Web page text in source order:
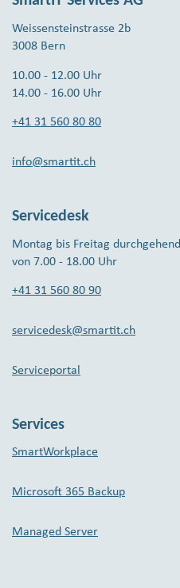
Weissensteinstrasse 2b
3008 Bern
10.00 - 12.00 Uhr
14.00 - 16.00 Uhr
+41 31 560 80 80
info@smartit.ch
Servicedesk
Montag bis Freitag durchgehend
von 7.00 - 18.00 Uhr
+41 31 560 80 90
servicedesk@smartit.ch
Serviceportal
Services
SmartWorkplace
Microsoft 365 Backup
Managed Server